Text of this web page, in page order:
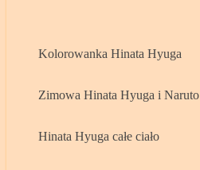
Kolorowanka Hinata Hyuga
Zimowa Hinata Hyuga i Naruto
Hinata Hyuga całe ciało